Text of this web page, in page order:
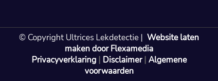
Gratis offerte in 24 uur
Bel: 085 080 55 42
© Copyright Ultrices Lekdetectie | Website laten
maken door Flexamedia
Privacyverklaring| Disclaimer| Algemene
voorwaarden